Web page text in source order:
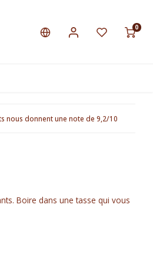
0
nous donnent une note de 9,2/10
Boire dans une tasse qui vous